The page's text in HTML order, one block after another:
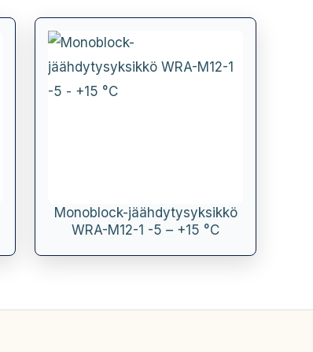
Monoblock-jäähdytysyksikkö
WRA-M12-1 -5 – +15 °C